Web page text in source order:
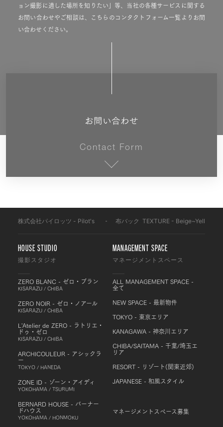
ョン撮影に適した場所を知りたい」等、当社の各種サービスに関する
お問い合わせやご相談は、こちらのコンタクトフォーム一覧よりお問
い合わせください。
お問い合わせ
Contact Form
株式会社パイロッツ - Pilot's 布バック TEXTURE - Beige~Yellow
HOUSE STUDIO
撮影スタジオ
ZERO BLANC - ゼロ・ブラン
KISARAZU / CHIBA
ZERO NOIR - ゼロ・ノアール
KISARAZU / CHIBA
L'Atelier de ZERO - ラトリエ・
ドゥ・ゼロ
KISARAZU / CHIBA
ARCHICOULEUR - アシックラ
ー
TOKYO / HANEDA
ZONE ID - ゾーン・アイディ
YOKOHAMA / TSURUMI
BERNARD HOUSE - バーナー
ドハウス
YOKOHAMA / HONMOKU
MANAGEMENT SPACE
マネージメントスペース
ALL MANAGEMENT SPACE -
全て
NEW SPACE - 最新物件
TOKYO - 東京エリア
KANAGAWA - 神奈川エリア
CHIBA/SAITAMA - 千葉/埼玉エ
リア
RESORT - リゾート(関東近郊)
JAPANESE - 和風スタイル
マネージメントスペース募集